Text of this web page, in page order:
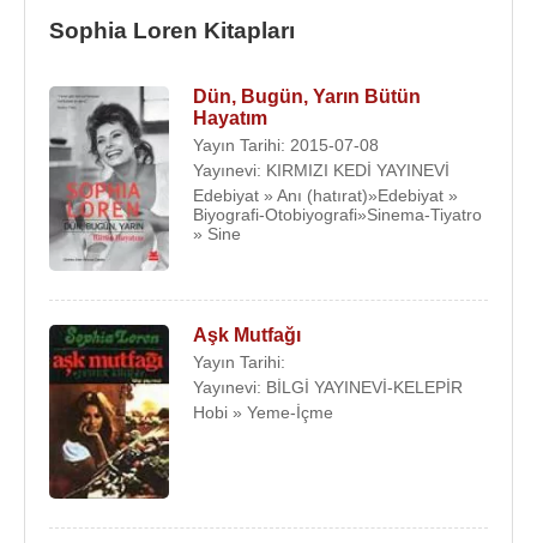
Sophia Loren Kitapları
Dün, Bugün, Yarın Bütün
Hayatım
Yayın Tarihi: 2015-07-08
Yayınevi: KIRMIZI KEDİ YAYINEVİ
Edebiyat » Anı (hatırat)»Edebiyat »
Biyografi-Otobiyografi»Sinema-Tiyatro
» Sine
Aşk Mutfağı
Yayın Tarihi:
Yayınevi: BİLGİ YAYINEVİ-KELEPİR
Hobi » Yeme-İçme